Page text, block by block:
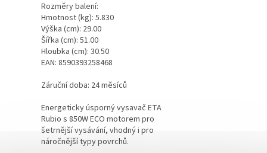
Rozměry balení:
Hmotnost (kg): 5.830
Výška (cm): 29.00
Šířka (cm): 51.00
Hloubka (cm): 30.50
EAN: 8590393258468
Záruční doba: 24 měsíců
Energeticky úsporný vysavač ETA
Rubio s 850W ECO motorem pro
šetrnější vysávání, vhodný i pro
náročnější typy povrchů.